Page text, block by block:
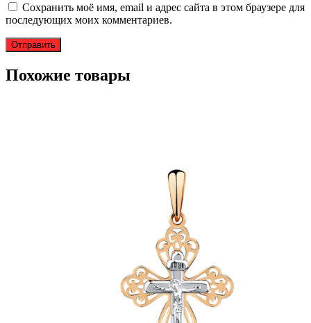
Сохранить моё имя, email и адрес сайта в этом браузере для
последующих моих комментариев.
Похожие товары